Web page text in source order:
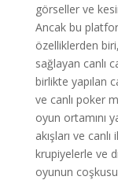
görseller ve
Ancak bu
özelliklerden
sağlayan canlı
birlikte yapılan
ve canlı poker
oyun ortamını
akışları ve
krupiyelerle ve
oyunun